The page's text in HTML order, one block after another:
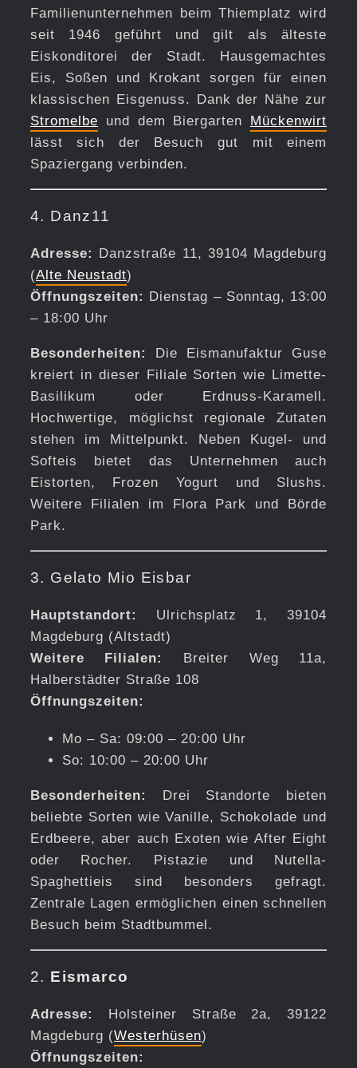
Familienunternehmen beim Thiemplatz wird
seit 1946 geführt und gilt als älteste
Eiskonditorei der Stadt. Hausgemachtes
Eis, Soßen und Krokant sorgen für einen
klassischen Eisgenuss. Dank der Nähe zur
Stromelbe und dem Biergarten Mückenwirt
lässt sich der Besuch gut mit einem
Spaziergang verbinden.
4. Danz11
Adresse: Danzstraße 11, 39104 Magdeburg
(Alte Neustadt)
Öffnungszeiten: Dienstag – Sonntag, 13:00
– 18:00 Uhr
Besonderheiten:
Die Eismanufaktur Guse
kreiert in dieser Filiale Sorten wie Limette-
Basilikum oder Erdnuss-Karamell.
Hochwertige, möglichst regionale Zutaten
stehen im Mittelpunkt. Neben Kugel- und
Softeis bietet das Unternehmen auch
Eistorten, Frozen Yogurt und Slushs.
Weitere Filialen im Flora Park und Börde
Park.
3. Gelato Mio Eisbar
Hauptstandort:
Ulrichsplatz 1, 39104
Magdeburg (Altstadt)
Weitere Filialen:
Breiter Weg 11a,
Halberstädter Straße 108
Öffnungszeiten:
Mo – Sa: 09:00 – 20:00 Uhr
So: 10:00 – 20:00 Uhr
Besonderheiten:
Drei Standorte bieten
beliebte Sorten wie Vanille, Schokolade und
Erdbeere, aber auch Exoten wie After Eight
oder Rocher. Pistazie und Nutella-
Spaghettieis sind besonders gefragt.
Zentrale Lagen ermöglichen einen schnellen
Besuch beim Stadtbummel.
2. Eismarco
Adresse:
Holsteiner Straße 2a, 39122
Magdeburg (Westerhüsen)
Öffnungszeiten: